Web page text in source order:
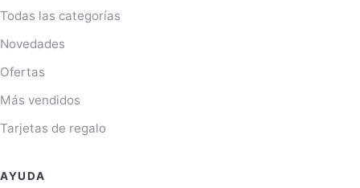
Todas las categorías
Novedades
Ofertas
Más vendidos
Tarjetas de regalo
AYUDA